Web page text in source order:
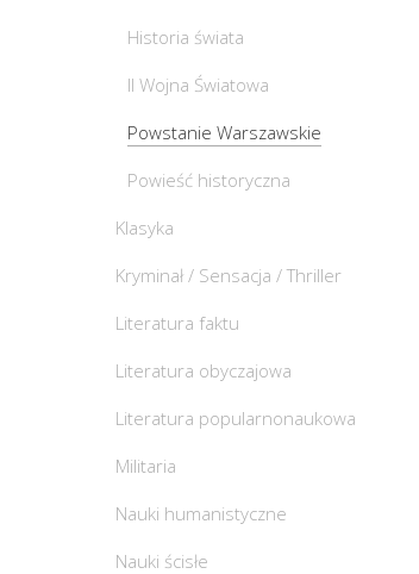
Historia świata
II Wojna Światowa
Powstanie Warszawskie
Powieść historyczna
Klasyka
Kryminał / Sensacja / Thriller
Literatura faktu
Literatura obyczajowa
Literatura popularnonaukowa
Militaria
Nauki humanistyczne
Nauki ścisłe